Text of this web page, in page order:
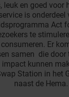
leuk en goed voor
is onderdeel
Act
te
Er
samen die door
impact kunnen
Station in het
naast de Hema.